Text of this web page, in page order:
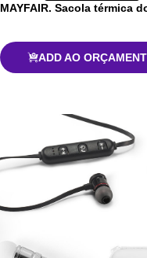
MAYFAIR. Sacola térmica
ADD AO